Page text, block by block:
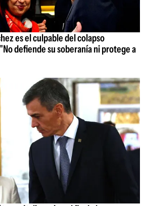
es el culpable del colapso
defiende su soberanía ni protege a